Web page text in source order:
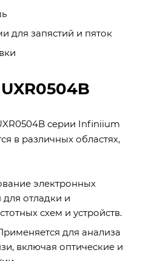
для запястий и пяток
серии Infiniium
в различных областях,
электронных
для отладки и
схем и устройств.
для анализа
включая оптические и